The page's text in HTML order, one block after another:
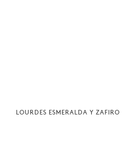
LOURDES ESMERALDA Y ZAFIRO